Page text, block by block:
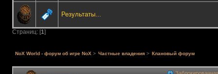
Результаты...
Страниц: [1]
NoX World - форум об игре NoX> Частные владения > Клановый форум